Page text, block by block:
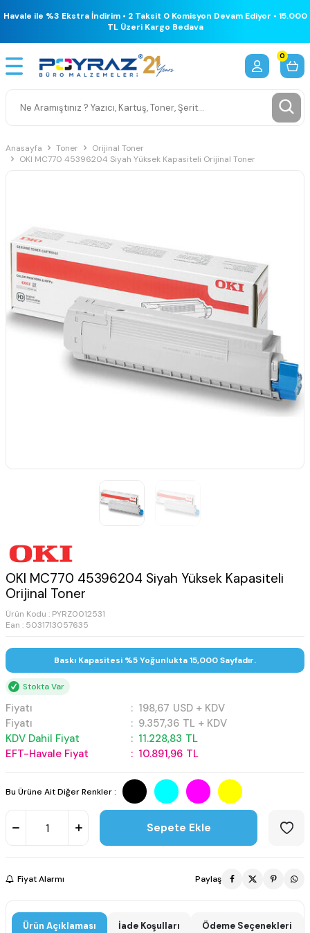
Havale ile %3 Ekstra İndirim • 2 Taksit 0 Komisyon Devam Ediyor • 15.000
TL Üzeri Kargo Bedava
0
Anasayfa Toner
Orijinal Toner
OKI MC770 45396204 Siyah Yüksek Kapasiteli Orijinal Toner
OKI MC770 45396204 Siyah Yüksek Kapasiteli
Orijinal Toner
Ürün Kodu : PYRZ0012531
Ean : 5031713057635
Baskı Kapasitesi %5 Yoğunlukta 15,000 Sayfadır.
Stokta Var
Fiyatı : 198,67 USD + KDV
Fiyatı
: 9.357,36 TL + KDV
KDV Dahil Fiyat
: 11.228,83 TL
EFT-Havale Fiyat
: 10.891,96 TL
Bu Ürüne Ait Diğer Renkler :
Sepete Ekle
Fiyat Alarmı Paylaş
Ürün Açıklaması İade Koşulları Ödeme Seçenekleri